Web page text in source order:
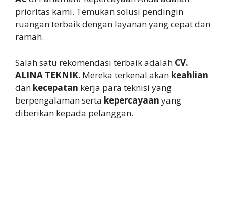
prioritas kami. Temukan solusi pendingin
ruangan terbaik dengan layanan yang cepat dan
ramah.
Salah satu rekomendasi terbaik adalah CV.
ALINA TEKNIK. Mereka terkenal akan keahlian
dan kecepatan kerja para teknisi yang
berpengalaman serta kepercayaan yang
diberikan kepada pelanggan.